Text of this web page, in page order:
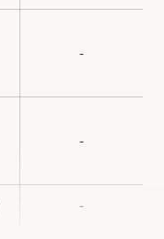
-
-
-